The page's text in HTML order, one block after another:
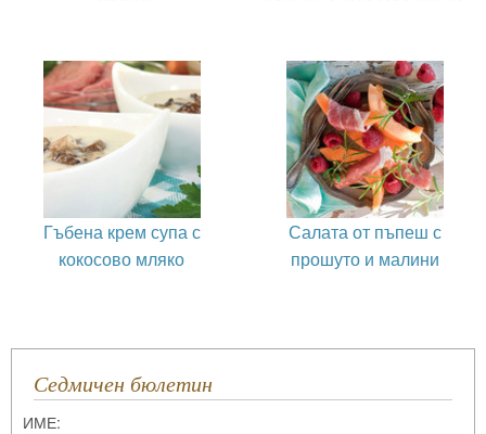
Гъбена крем супа с
кокосово мляко
Салата от пъпеш с
прошуто и малини
Седмичен бюлетин
ИМЕ: